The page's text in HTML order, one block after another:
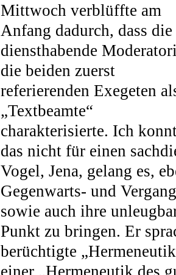
Mittwoch verblüffte am
Anfang dadurch, dass die
diensthabende
die beiden zuerst
referierenden Exegeten
„Textbeamte“
charakterisierte. Ich
das nicht für einen
Vogel, Jena, gelang es,
Gegenwarts- und
sowie auch ihre
Punkt zu bringen. Er
berüchtigte
einer „Hermeneutik des